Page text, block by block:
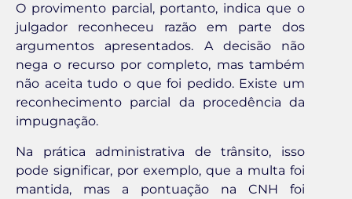
O provimento parcial, portanto, indica que o
julgador reconheceu razão em parte dos
argumentos apresentados. A decisão não
nega o recurso por completo, mas também
não aceita tudo o que foi pedido. Existe um
reconhecimento parcial da procedência da
impugnação.
Na prática administrativa de trânsito, isso
pode significar, por exemplo, que a multa foi
mantida, mas a pontuação na CNH foi